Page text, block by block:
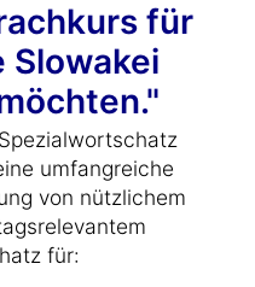
für
Slowakei
umfangreiche
von nützlichem
für: